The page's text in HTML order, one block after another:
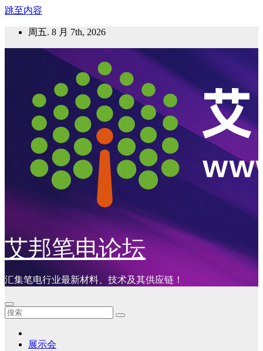
跳至内容
周五. 8 月 7th, 2026
艾邦笔电论坛
汇集笔电行业最新材料、技术及其供应链！
展示会